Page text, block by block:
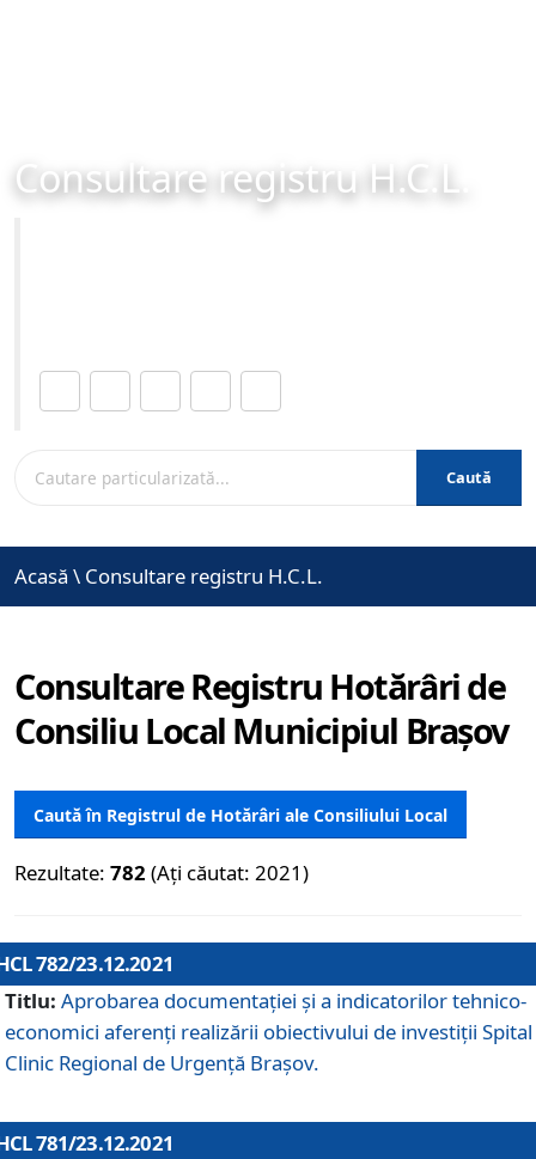
Consultare registru H.C.L.
Caută
Acasă \ Consultare registru H.C.L.
Consultare Registru Hotărâri de
Consiliu Local Municipiul Brașov
Caută în Registrul de Hotărâri ale Consiliului Local
Rezultate: 782 (Ați căutat: 2021)
782/23.12.2021
Titlu: Aprobarea documentației și a indicatorilor tehnico-
economici aferenți realizării obiectivului de investiții Spital
Clinic Regional de Urgență Brașov.
781/23.12.2021